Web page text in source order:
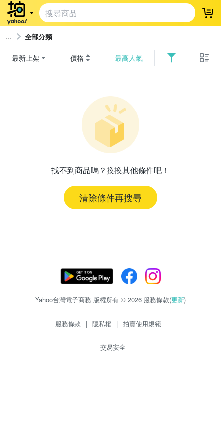
登
全部分類
最新上架 價格 最高人氣
找不到商品嗎？換換其他條件吧！
清除條件再搜尋
Yahoo台灣電子商務 版權所有 © 2026 服務條款(更新)
服務條款 | 隱私權 | 拍賣使用規範
交易安全